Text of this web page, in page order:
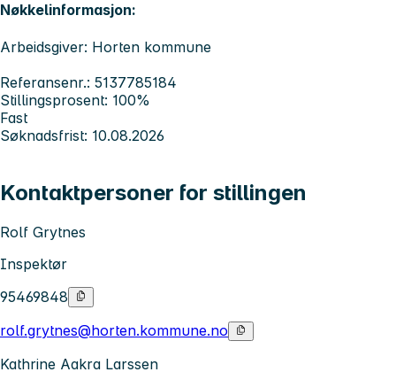
Nøkkelinformasjon:
Arbeidsgiver: Horten kommune
Referansenr.: 5137785184
Stillingsprosent: 100%
Fast
Søknadsfrist: 10.08.2026
Kontaktpersoner for stillingen
Rolf Grytnes
Inspektør
95469848
rolf.grytnes@horten.kommune.no
Kathrine Aakra Larssen